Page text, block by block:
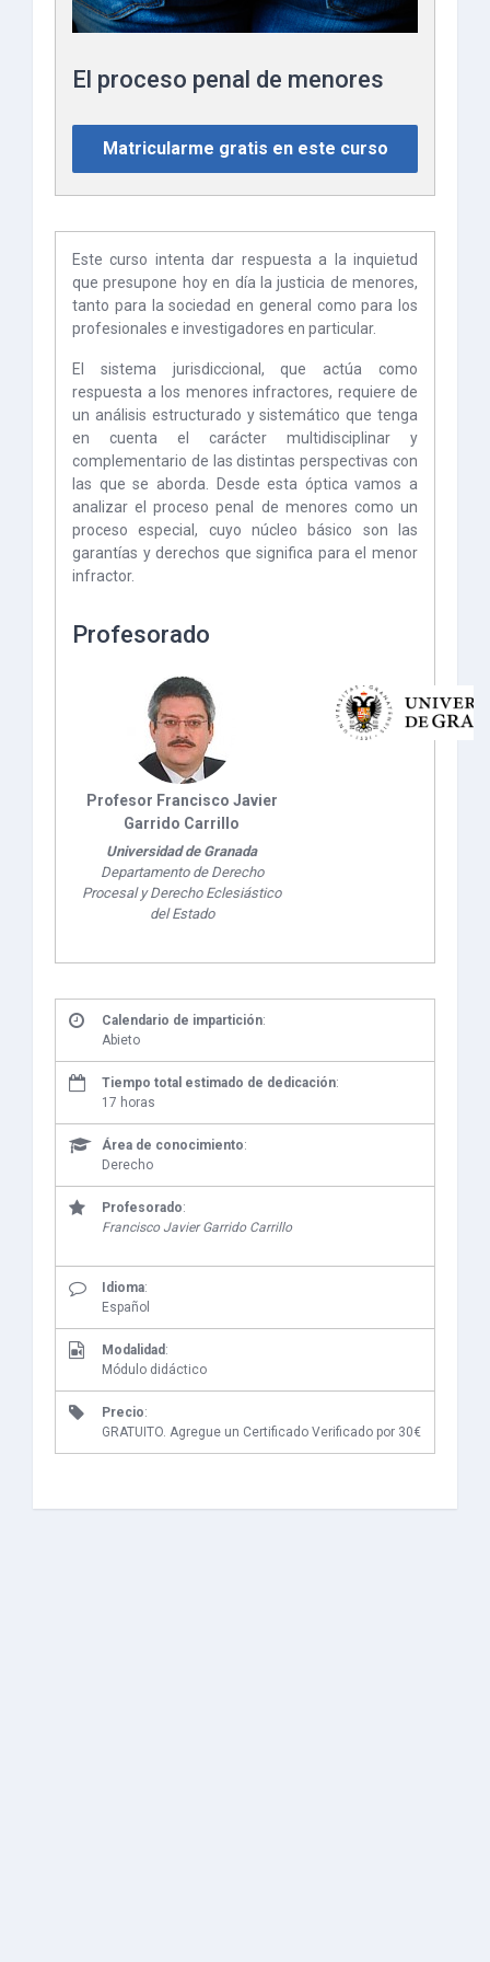
El proceso penal de menores
Matricularme gratis en este curso
Este curso intenta dar respuesta a la inquietud
que presupone hoy en día la justicia de menores,
tanto para la sociedad en general como para los
profesionales e investigadores en particular.
El sistema jurisdiccional, que actúa como
respuesta a los menores infractores, requiere de
un análisis estructurado y sistemático que tenga
en cuenta el carácter multidisciplinar y
complementario de las distintas perspectivas con
las que se aborda. Desde esta óptica vamos a
analizar el proceso penal de menores como un
proceso especial, cuyo núcleo básico son las
garantías y derechos que significa para el menor
infractor.
Profesorado
Profesor Francisco Javier
Garrido Carrillo
Universidad de Granada
Departamento de Derecho
Procesal y Derecho Eclesiástico
del Estado
Calendario de impartición:
Abieto
Tiempo total estimado de dedicación:
17 horas
Área de conocimiento:
Derecho
Profesorado:
Francisco Javier Garrido Carrillo
Idioma:
Español
Modalidad :
Módulo didáctico
Precio:
GRATUITO. Agregue un Certificado Verificado por 30€